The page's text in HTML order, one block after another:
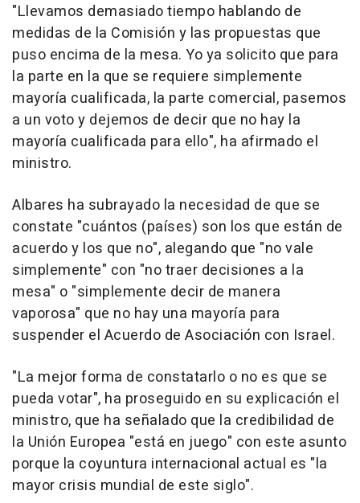
"Llevamos demasiado tiempo hablando de
medidas de la Comisión y las propuestas que
puso encima de la mesa. Yo ya solicito que para
la parte en la que se requiere simplemente
mayoría cualificada, la parte comercial, pasemos
a un voto y dejemos de decir que no hay la
mayoría cualificada para ello", ha afirmado el
ministro.
Albares ha subrayado la necesidad de que se
constate "cuántos (países) son los que están de
acuerdo y los que no", alegando que "no vale
simplemente" con "no traer decisiones a la
mesa" o "simplemente decir de manera
vaporosa" que no hay una mayoría para
suspender el Acuerdo de Asociación con Israel.
"La mejor forma de constatarlo o no es que se
pueda votar", ha proseguido en su explicación el
ministro, que ha señalado que la credibilidad de
la Unión Europea "está en juego" con este asunto
porque la coyuntura internacional actual es "la
mayor crisis mundial de este siglo".